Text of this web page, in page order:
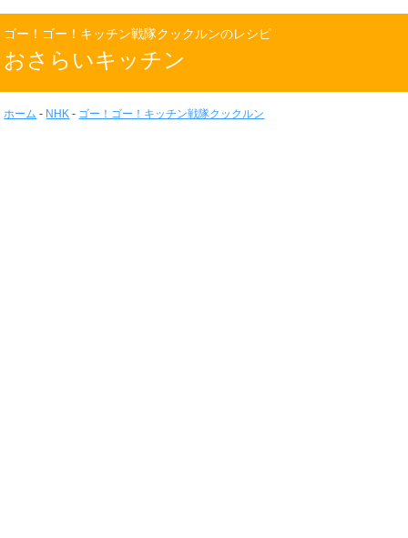
ゴー！ゴー！キッチン戦隊クックルンのレシピ
おさらいキッチン
ホーム - NHK - ゴー！ゴー！キッチン戦隊クックルン